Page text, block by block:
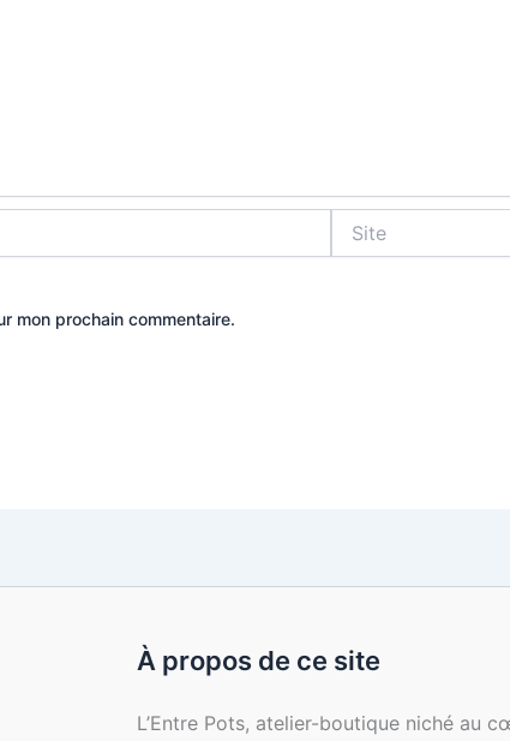
mon prochain commentaire.
À propos de ce site
L’Entre Pots, atelier-boutique niché au